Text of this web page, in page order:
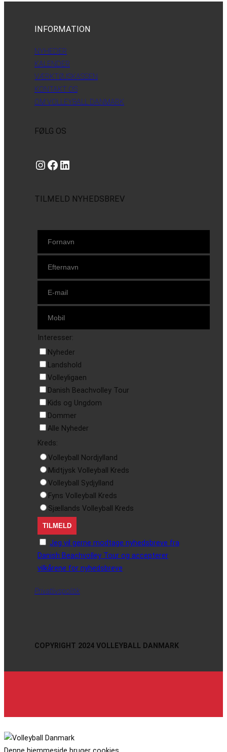
INFORMATION
NYHEDER
KALENDER
VÆRKTØJSKASSEN
KONTAKT OS
OM VOLLEYBALL DANMARK
FØLG OS
Instagram https://www.facebook.com/danishbeachvolleytour LinkedIn
TILMELD NYHEDSBREV
Interesser:
Nyheder
Landshold
Volleyligaen
Danish Beachvolley Tour
Kids og Ungdom
Dommer
Alle Nyheder
Kreds:
Volleyball Nordjylland
Midtjysk Volleyball Kreds
Volleyball Sydjylland
Fyns Volleyball Kreds
Sjællands Volleyball Kreds
Jeg vil gerne modtage nyhedsbreve fra
Danish Beachvolley Tour og accepterer
vilkårene for nyhedsbreve
Privatlivspolitik
COPYRIGHT 2024 VOLLEYBALL DANMARK
Denne hjemmeside bruger cookies